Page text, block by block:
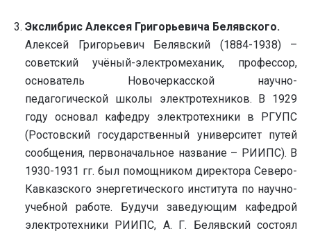
Экслибрис Алексея Григорьевича Белявского.
Алексей Григорьевич Белявский (1884-1938) –
советский учёный-электромеханик, профессор,
основатель Новочеркасской научно-
педагогической школы электротехников. В 1929
году основал кафедру электротехники в РГУПС
(Ростовский государственный университет путей
сообщения, первоначальное название – РИИПС). В
1930-1931 гг. был помощником директора Северо-
Кавказского энергетического института по научно-
учебной работе. Будучи заведующим кафедрой
электротехники РИИПС, А. Г. Белявский состоял